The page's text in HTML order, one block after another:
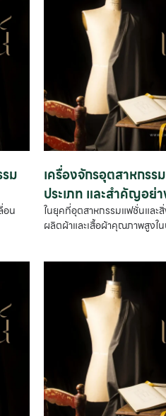
ม
อน
เครื่องจักรอุตสาหกรร
ประเภท และสำคัญอย่
ในยุคที่อุตสาหกรรมแฟชั่นและ
ผลิตผ้าและเสื้อผ้าคุณภาพสูงใ